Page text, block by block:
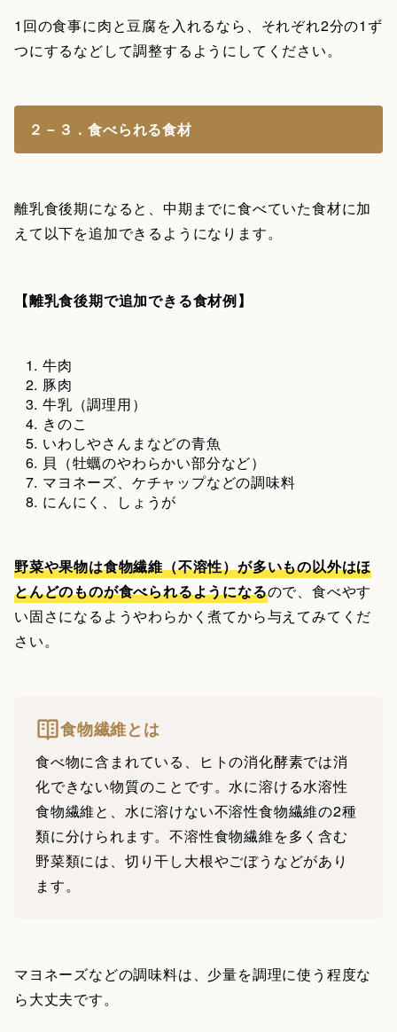
1回の食事に肉と豆腐を入れるなら、それぞれ2分の1ず
つにするなどして調整するようにしてください。
２－３．食べられる食材
離乳食後期になると、中期までに食べていた食材に加
えて以下を追加できるようになります。
【離乳食後期で追加できる食材例】
牛肉
豚肉
牛乳（調理用）
きのこ
いわしやさんまなどの青魚
貝（牡蠣のやわらかい部分など）
マヨネーズ、ケチャップなどの調味料
にんにく、しょうが
野菜や果物は食物繊維（不溶性）が多いもの以外はほ
とんどのものが食べられるようになるので、食べやす
い固さになるようやわらかく煮てから与えてみてくだ
さい。
食物繊維とは
食べ物に含まれている、ヒトの消化酵素では消
化できない物質のことです。水に溶ける水溶性
食物繊維と、水に溶けない不溶性食物繊維の2種
類に分けられます。不溶性食物繊維を多く含む
野菜類には、切り干し大根やごぼうなどがあり
ます。
マヨネーズなどの調味料は、少量を調理に使う程度な
ら大丈夫です。